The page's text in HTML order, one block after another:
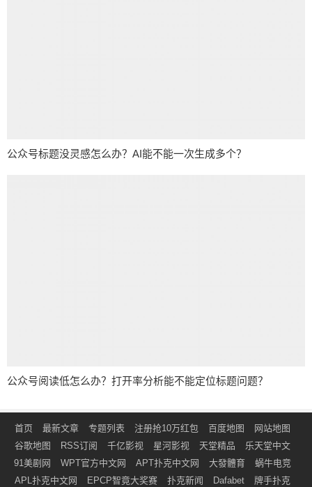
公众号标题没灵感怎么办？AI能不能一次生成多个？
公众号阅读低怎么办？打开率分析能不能定位标题问题？
首页 最新文章 专题列表 注册抢10万红包 百度地图
网站地图
谷歌地图
RSS订阅 千亿影视 星河影视 天堂精品
乐天堂中文
91美剧网
WPT官方中文网 APT扑克中文网 大發體育
蜗牛电竞
APL扑克中文网
EPCP智竟大奖赛 扑克新闻 Dafabet 牌手扑克